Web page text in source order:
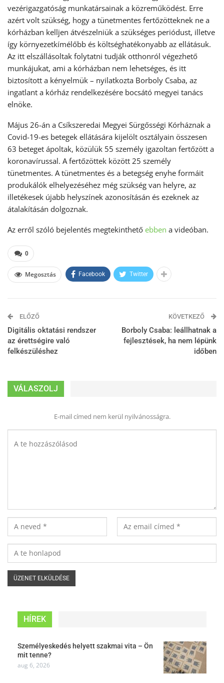
vezérigazgatóság munkatársainak a közreműködést. Erre
azért volt szükség, hogy a tünetmentes fertőzötteknek ne a
kórházban kelljen átvészelniük a szükséges periódust, illetve
így környezetkímélőbb és költséghatékonyabb az ellátásuk.
Az itt elszállásoltak folytatni tudják otthonról végezhető
munkájukat, ami a kórházban nem lehetséges, és itt
biztosított a kényelmük – nyilatkozta Borboly Csaba, az
ingatlant a kórház rendelkezésére bocsátó megyei tanács
elnöke.
Május 26-án a Csíkszeredai Megyei Sürgősségi Kórháznak a
Covid-19-es betegek ellátására kijelölt osztályain összesen
63 beteget ápoltak, közülük 55 személy igazoltan fertőzött a
koronavírussal. A fertőzöttek között 25 személy
tünetmentes. A tünetmentes és a betegség enyhe formáit
produkálók elhelyezéséhez még szükség van helyre, az
illetékesek újabb helyszínek azonosításán és ezeknek az
átalakításán dolgoznak.
Az erről szóló bejelentés megtekinthető ebben a videóban.
0
Megosztás Facebook Twitter
ELŐZŐ
Digitális oktatási rendszer
az érettségire való
felkészüléshez
KÖVETKEZŐ
Borboly Csaba: leállhatnak a
fejlesztések, ha nem lépünk
időben
VÁLASZOLJ
E-mail címed nem kerül nyilvánosságra.
HÍREK
Személyeskedés helyett szakmai vita – Ön
mit tenne?
aug 6, 2026